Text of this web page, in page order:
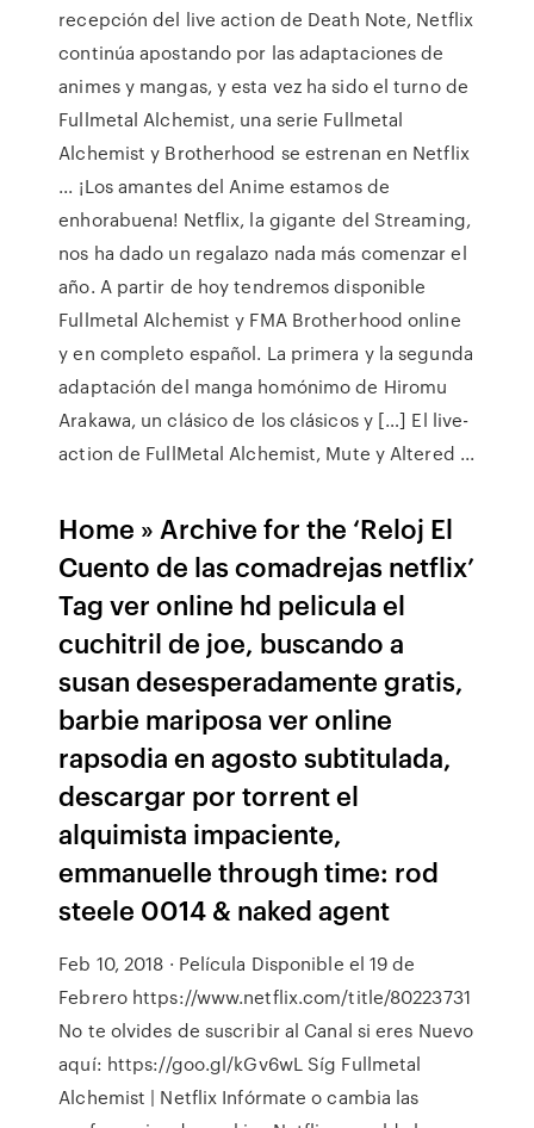
recepción del live action de Death Note, Netflix
continúa apostando por las adaptaciones de
animes y mangas, y esta vez ha sido el turno de
Fullmetal Alchemist, una serie Fullmetal
Alchemist y Brotherhood se estrenan en Netflix
... ¡Los amantes del Anime estamos de
enhorabuena! Netflix, la gigante del Streaming,
nos ha dado un regalazo nada más comenzar el
año. A partir de hoy tendremos disponible
Fullmetal Alchemist y FMA Brotherhood online
y en completo español. La primera y la segunda
adaptación del manga homónimo de Hiromu
Arakawa, un clásico de los clásicos y […] El live-
action de FullMetal Alchemist, Mute y Altered ...
Home » Archive for the ‘Reloj El
Cuento de las comadrejas netflix’
Tag ver online hd pelicula el
cuchitril de joe, buscando a
susan desesperadamente gratis,
barbie mariposa ver online
rapsodia en agosto subtitulada,
descargar por torrent el
alquimista impaciente,
emmanuelle through time: rod
steele 0014 & naked agent
Feb 10, 2018 · Película Disponible el 19 de
Febrero https://www.netflix.com/title/80223731
No te olvides de suscribir al Canal si eres Nuevo
aquí: https://goo.gl/kGv6wL Síg Fullmetal
Alchemist | Netflix Infórmate o cambia las